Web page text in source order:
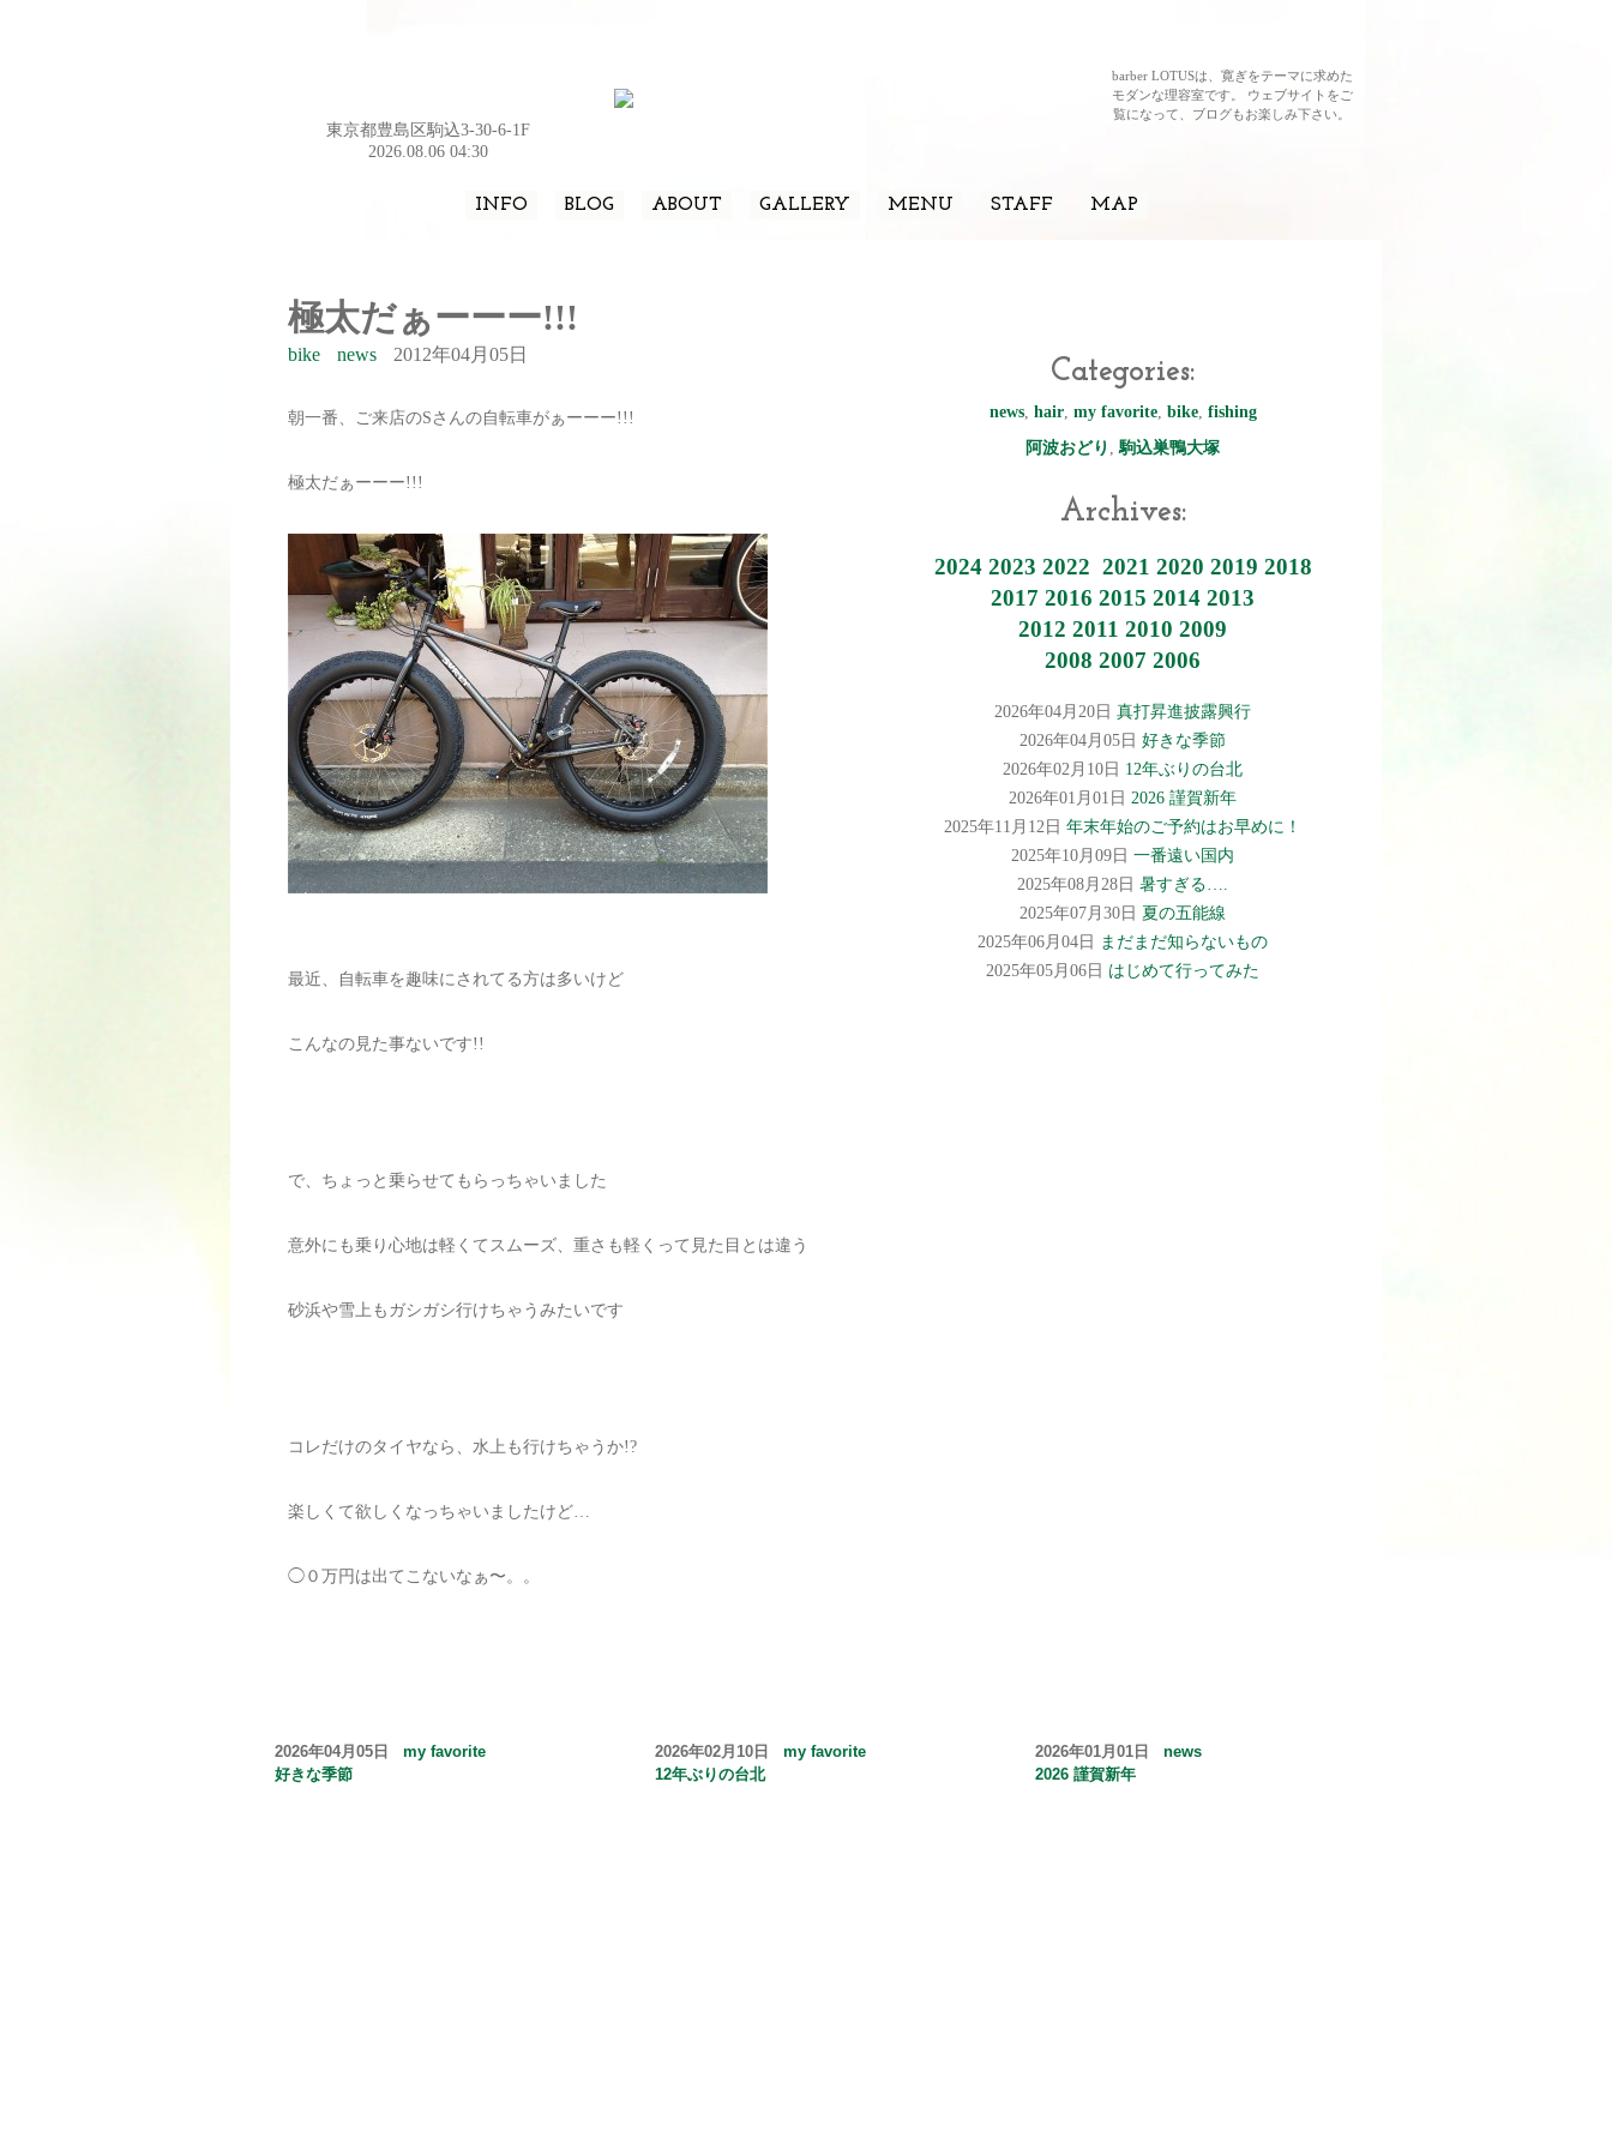
東京都豊島区駒込3-30-6-1F
2026.08.06 04:30
barber LOTUSは、寛ぎをテーマに求めた
モダンな理容室です。 ウェブサイトをご
覧になって、ブログもお楽しみ下さい。
INFO BLOG ABOUT GALLERY MENU STAFF MAP
極太だぁーーー!!!
bike news 2012年04月05日
朝一番、ご来店のSさんの自転車がぁーーー!!!
極太だぁーーー!!!
最近、自転車を趣味にされてる方は多いけど
こんなの見た事ないです!!
で、ちょっと乗らせてもらっちゃいました
意外にも乗り心地は軽くてスムーズ、重さも軽くって見た目とは違う
砂浜や雪上もガシガシ行けちゃうみたいです
コレだけのタイヤなら、水上も行けちゃうか!?
楽しくて欲しくなっちゃいましたけど…
◯０万円は出てこないなぁ〜。。
Categories:
news, hair, my favorite, bike, fishing
阿波おどり ,駒込巣鴨大塚
Archives:
2024 2023 2022 2021 2020 2019 2018
2017 2016 2015 2014 2013
2012 2011 2010 2009
2008 2007 2006
2026年04月20日 真打昇進披露興行
2026年04月05日 好きな季節
2026年02月10日 12年ぶりの台北
2026年01月01日 2026 謹賀新年
2025年11月12日 年末年始のご予約はお早めに！
2025年10月09日 一番遠い国内
2025年08月28日 暑すぎる….
2025年07月30日 夏の五能線
2025年06月04日 まだまだ知らないもの
2025年05月06日 はじめて行ってみた
2026年04月05日my favorite
好きな季節
2026年02月10日my favorite
12年ぶりの台北
2026年01月01日 news
2026 謹賀新年